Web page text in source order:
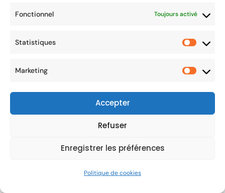
Fonctionnel Toujours activé
Statistiques
Marketing
Accepter
Refuser
Enregistrer les préférences
Politique de cookies